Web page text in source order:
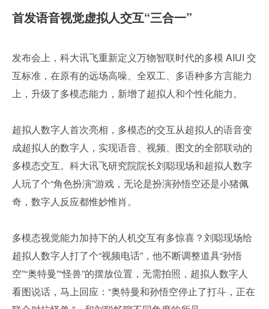
首发语音视觉虚拟人交互“三合一”
发布会上，科大讯飞重新定义万物智联时代的多模 AIUI 交
互标准，在原有的远场高噪、全双工、多语种多方言能力
上，升级了多模态能力，新增了超拟人和个性化能力。
超拟人数字人首次亮相，多模态的交互从超拟人的语音变
成超拟人的数字人，实现语音、视频、图文的全部联动的
多模态交互。科大讯飞研究院院长刘聪现场和超拟人数字
人玩了个“角色扮演”游戏，无论是扮演孙悟空还是小猪佩
奇，数字人反应都惟妙惟肖。
多模态视觉能力加持下的人机交互有多惊喜？刘聪现场给
超拟人数字人打了个“视频电话”，他不断调整道具“孙悟
空”“奥特曼”“怪兽”的摆放位置，无需拍照，超拟人数字人
看图说话，马上回应：“奥特曼和孙悟空停止了打斗，正在